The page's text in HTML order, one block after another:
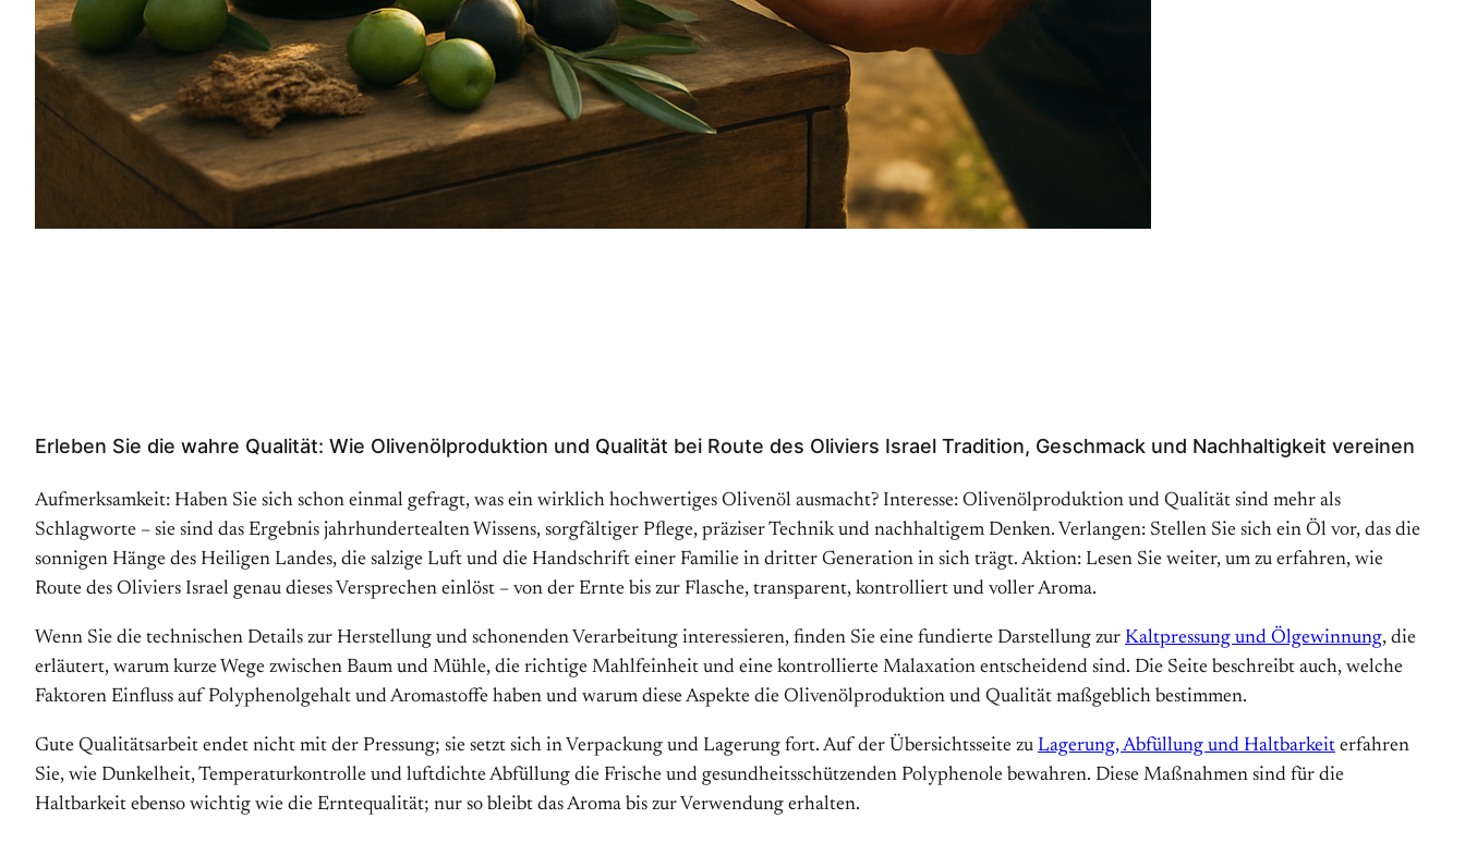
Erleben Sie die wahre Qualität: Wie Olivenölproduktion und Qualität bei Route des Oliviers Israel Tradition, Geschmack und Nachhaltigkeit vereinen
Aufmerksamkeit: Haben Sie sich schon einmal gefragt, was ein wirklich hochwertiges Olivenöl ausmacht? Interesse: Olivenölproduktion und Qualität sind mehr als
Schlagworte – sie sind das Ergebnis jahrhundertealten Wissens, sorgfältiger Pflege, präziser Technik und nachhaltigem Denken. Verlangen: Stellen Sie sich ein Öl vor, das die
sonnigen Hänge des Heiligen Landes, die salzige Luft und die Handschrift einer Familie in dritter Generation in sich trägt. Aktion: Lesen Sie weiter, um zu erfahren, wie
Route des Oliviers Israel genau dieses Versprechen einlöst – von der Ernte bis zur Flasche, transparent, kontrolliert und voller Aroma.
Wenn Sie die technischen Details zur Herstellung und schonenden Verarbeitung interessieren, finden Sie eine fundierte Darstellung zur Kaltpressung und Ölgewinnung, die
erläutert, warum kurze Wege zwischen Baum und Mühle, die richtige Mahlfeinheit und eine kontrollierte Malaxation entscheidend sind. Die Seite beschreibt auch, welche
Faktoren Einfluss auf Polyphenolgehalt und Aromastoffe haben und warum diese Aspekte die Olivenölproduktion und Qualität maßgeblich bestimmen.
Gute Qualitätsarbeit endet nicht mit der Pressung; sie setzt sich in Verpackung und Lagerung fort. Auf der Übersichtsseite zu Lagerung, Abfüllung und Haltbarkeit erfahren
Sie, wie Dunkelheit, Temperaturkontrolle und luftdichte Abfüllung die Frische und gesundheitsschützenden Polyphenole bewahren. Diese Maßnahmen sind für die
Haltbarkeit ebenso wichtig wie die Erntequalität; nur so bleibt das Aroma bis zur Verwendung erhalten.